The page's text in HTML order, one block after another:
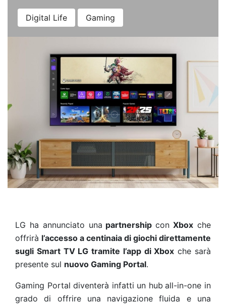
Digital Life Gaming
LG ha annunciato una partnershipcon Xbox che
offrirà l’accesso a centinaia di giochi direttamente
sugli Smart TV LG tramite l’app di Xbox che sarà
presente sul nuovo Gaming Portal.
Gaming Portal diventerà infatti un hub all-in-one in
grado di offrire una navigazione fluida e una